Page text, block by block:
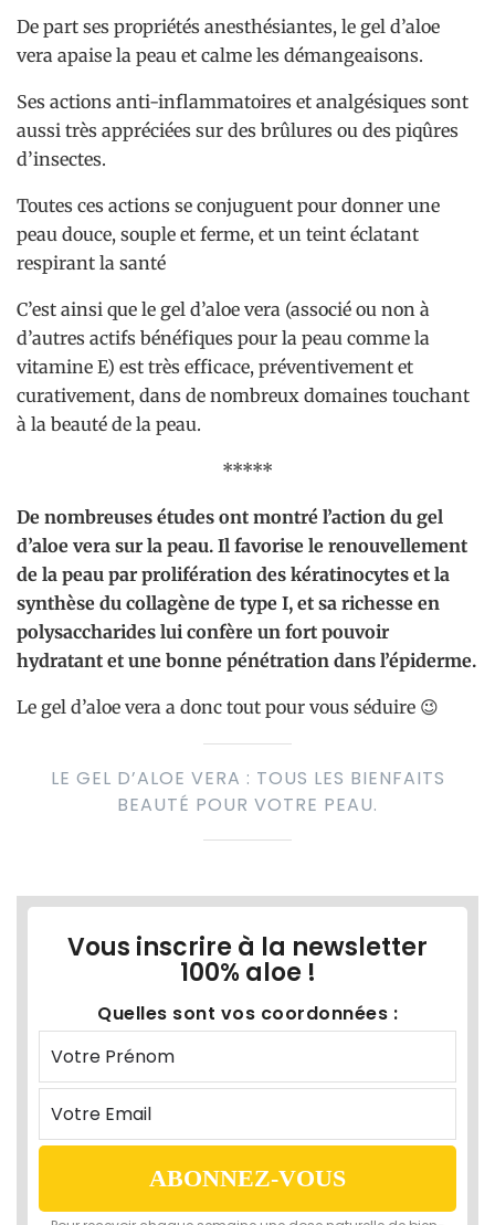
De part ses propriétés anesthésiantes, le gel d’aloe
vera apaise la peau et calme les démangeaisons.
Ses actions anti-inflammatoires et analgésiques sont
aussi très appréciées sur des brûlures ou des piqûres
d’insectes.
Toutes ces actions se conjuguent pour donner une
peau douce, souple et ferme, et un teint éclatant
respirant la santé
C’est ainsi que le gel d’aloe vera (associé ou non à
d’autres actifs bénéfiques pour la peau comme la
vitamine E) est très efficace, préventivement et
curativement, dans de nombreux domaines touchant
à la beauté de la peau.
*****
De nombreuses études ont montré l’action du gel
d’aloe vera sur la peau. Il favorise le renouvellement
de la peau par prolifération des kératinocytes et la
synthèse du collagène de type I, et sa richesse en
polysaccharides lui confère un fort pouvoir
hydratant et une bonne pénétration dans l’épiderme.
Le gel d’aloe vera a donc tout pour vous séduire 😉
LE GEL D’ALOE VERA : TOUS LES BIENFAITS
BEAUTÉ POUR VOTRE PEAU.